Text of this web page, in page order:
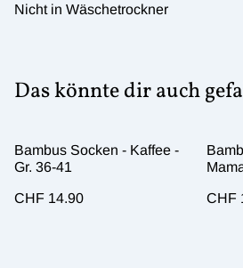
Nicht in Wäschetrockner
Das könnte dir auch
Bambus Socken - Kaffee -
Gr. 36-41
CHF 14.90 CHF